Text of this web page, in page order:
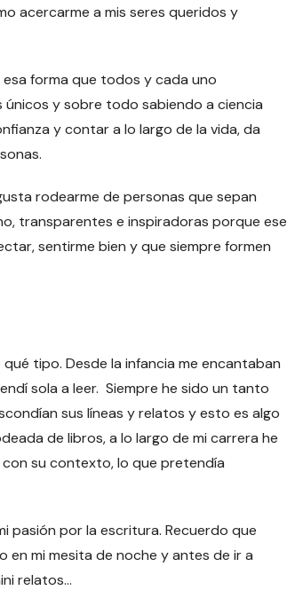
acercarme a mis seres queridos y
forma que todos y cada uno
y sobre todo sabiendo a ciencia
y contar a lo largo de la vida, da
rodearme de personas que sepan
transparentes e inspiradoras porque ese
sentirme bien y que siempre formen
tipo. Desde la infancia me encantaban
sola a leer. Siempre he sido un tanto
sus líneas y relatos y esto es algo
de libros, a lo largo de mi carrera he
su contexto, lo que pretendía
pasión por la escritura. Recuerdo que
en mi mesita de noche y antes de ir a
relatos…